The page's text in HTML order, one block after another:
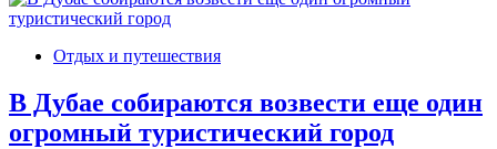
Отдых и путешествия
В Дубае собираются возвести еще один
огромный туристический город